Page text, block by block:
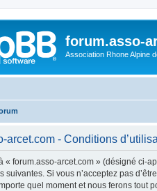
forum.asso-
Association Rhone Alpine
arcet.com - Conditions
« forum.asso-arcet.com » (désigné ci-
suivantes. Si vous n’acceptez pas
quel moment et nous ferons tout